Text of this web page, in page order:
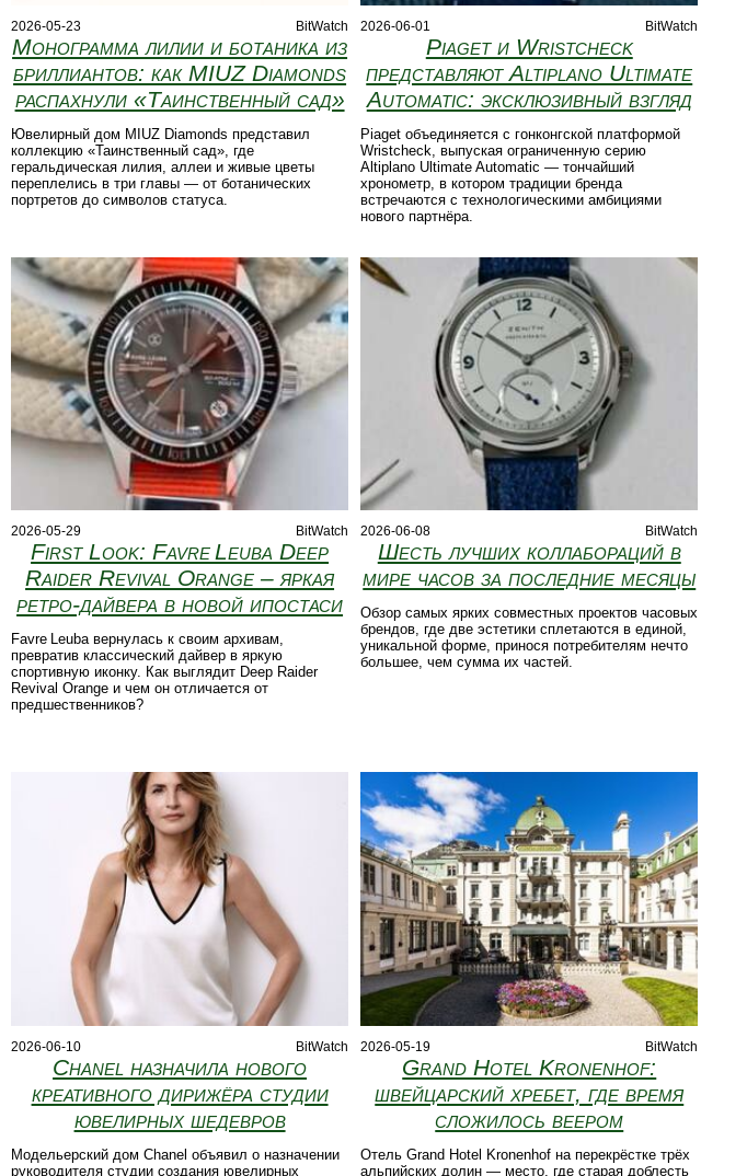
2026-05-23 BitWatch
Монограмма лилии и ботаника из
бриллиантов: как MIUZ Diamonds
распахнули «Таинственный сад»
Ювелирный дом MIUZ Diamonds представил
коллекцию «Таинственный сад», где
геральдическая лилия, аллеи и живые цветы
переплелись в три главы — от ботанических
портретов до символов статуса.
2026-06-01 BitWatch
Piaget и Wristcheck
представляют Altiplano Ultimate
Automatic: эксклюзивный взгляд
Piaget объединяется с гонконгской платформой
Wristcheck, выпуская ограниченную серию
Altiplano Ultimate Automatic — тончайший
хронометр, в котором традиции бренда
встречаются с технологическими амбициями
нового партнёра.
2026-05-29 BitWatch
First Look: Favre Leuba Deep
Raider Revival Orange – яркая
ретро‑дайвера в новой ипостаси
Favre Leuba вернулась к своим архивам,
превратив классический дайвер в яркую
спортивную иконку. Как выглядит Deep Raider
Revival Orange и чем он отличается от
предшественников?
2026-06-08 BitWatch
Шесть лучших коллабораций в
мире часов за последние месяцы
Обзор самых ярких совместных проектов часовых
брендов, где две эстетики сплетаются в единой,
уникальной форме, принося потребителям нечто
большее, чем сумма их частей.
2026-06-10 BitWatch
Chanel назначила нового
креативного дирижёра студии
ювелирных шедевров
Модельерский дом Chanel объявил о назначении
руководителя студии создания ювелирных
2026-05-19 BitWatch
Grand Hotel Kronenhof:
швейцарский хребет, где время
сложилось веером
Отель Grand Hotel Kronenhof на перекрёстке трёх
альпийских долин — место, где старая доблесть